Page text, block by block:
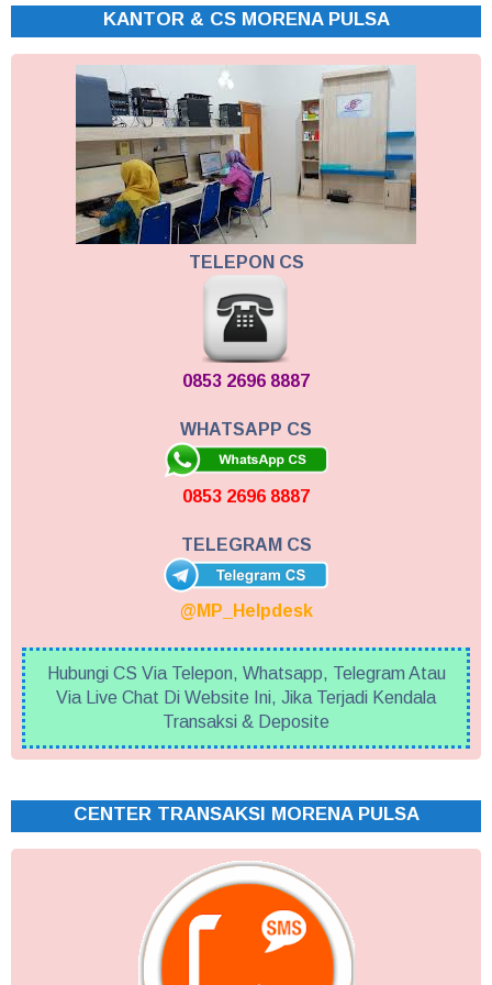
KANTOR & CS MORENA PULSA
TELEPON CS
0853 2696 8887
WHATSAPP CS
0853 2696 8887
TELEGRAM CS
@MP_Helpdesk
Hubungi CS Via Telepon, Whatsapp, Telegram Atau
Via Live Chat Di Website Ini, Jika Terjadi Kendala
Transaksi & Deposite
CENTER TRANSAKSI MORENA PULSA